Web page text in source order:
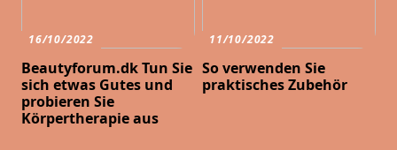
16/10/2022
Beautyforum.dk Tun Sie
sich etwas Gutes und
probieren Sie
Körpertherapie aus
11/10/2022
So verwenden Sie
praktisches Zubehör